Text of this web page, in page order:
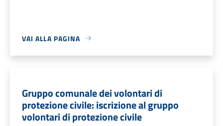
VAI ALLA PAGINA
Gruppo comunale dei volontari di
protezione civile: iscrizione al gruppo
volontari di protezione civile